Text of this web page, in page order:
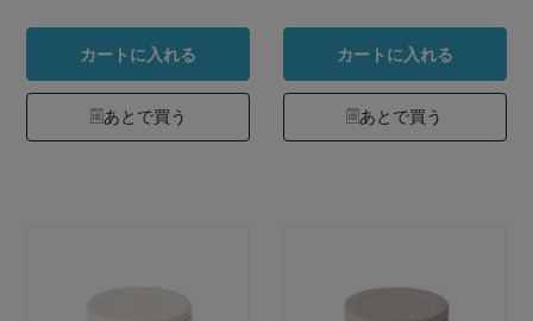
カートに入れる
あとで買う
カートに入れる
あとで買う